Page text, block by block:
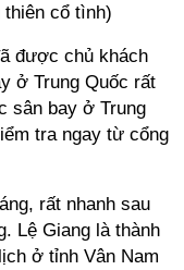
cổ tình)
được chủ khách
ở Trung Quốc rất
sân bay ở Trung
tra ngay từ cổng
rất nhanh sau
Lệ Giang là thành
ở tỉnh Vân Nam